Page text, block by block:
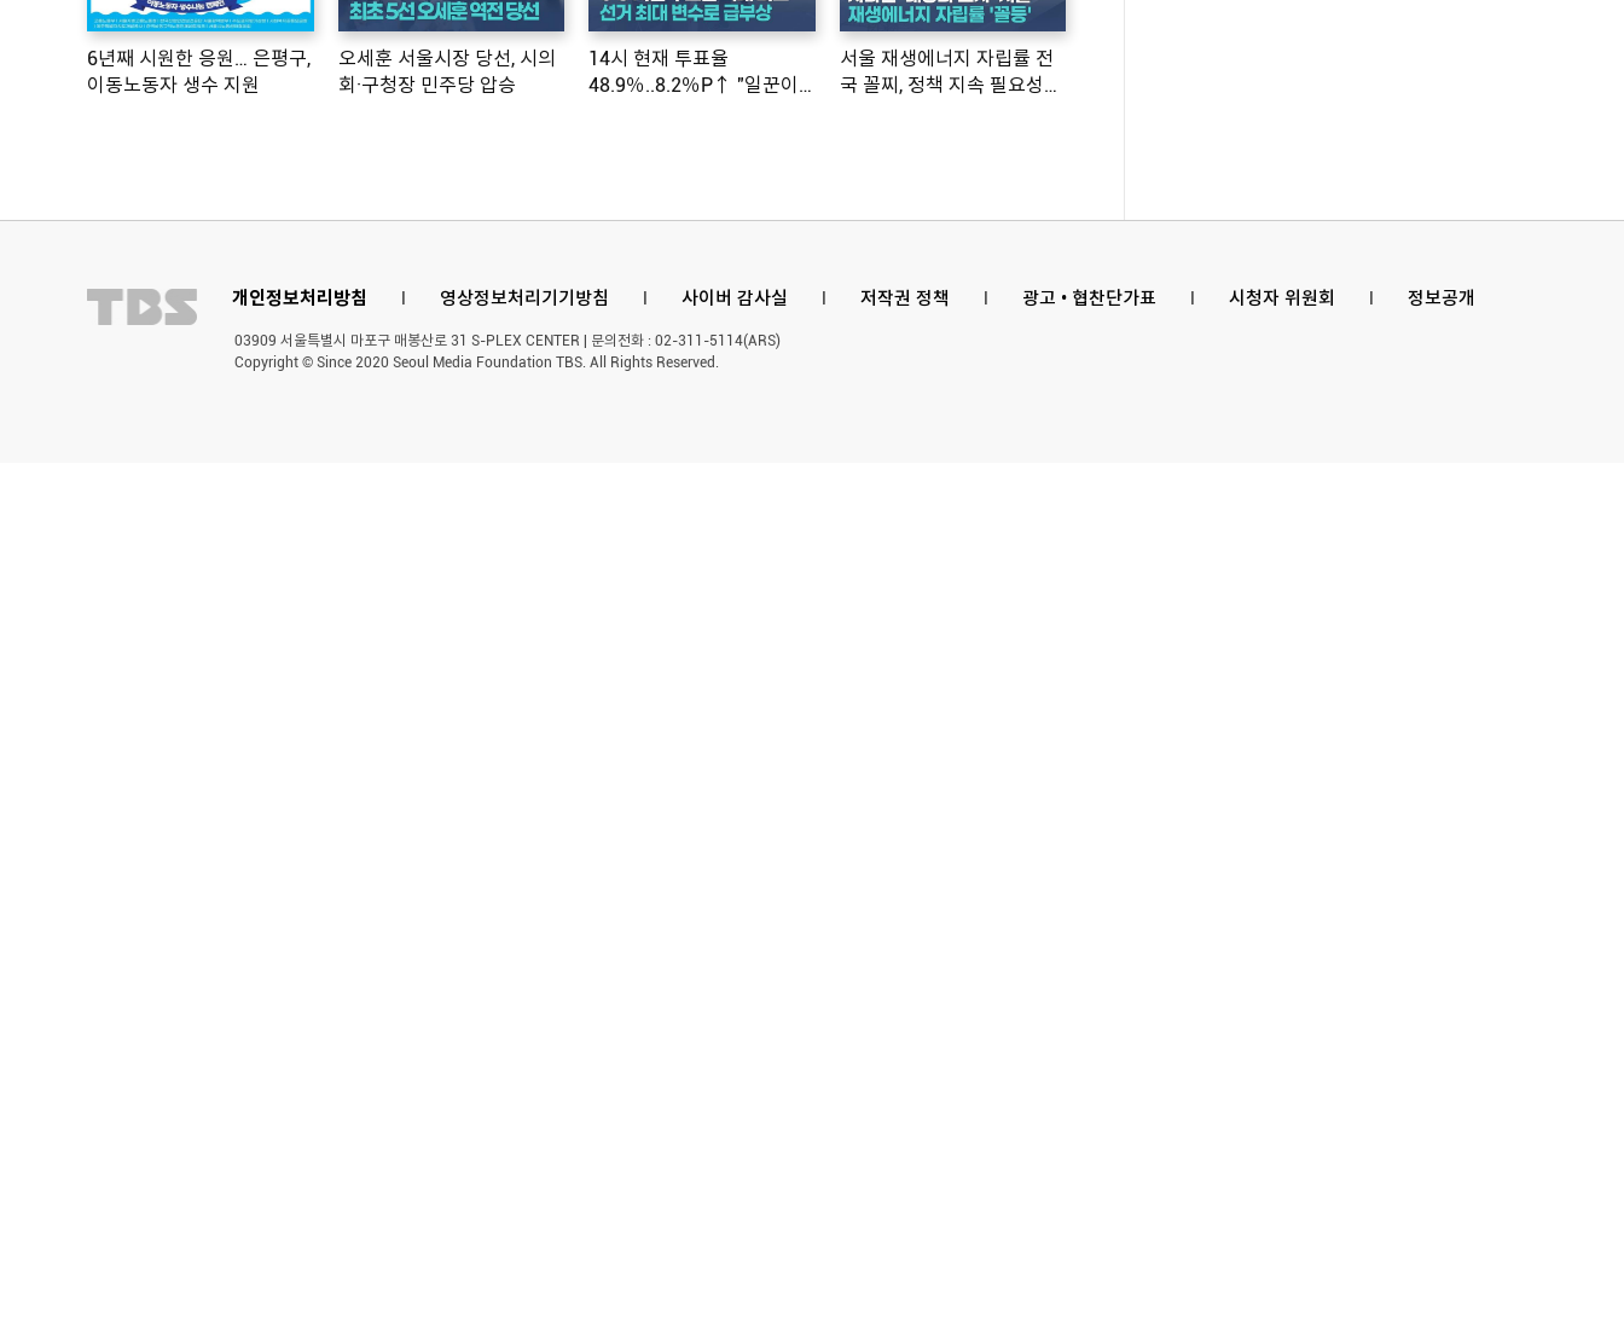
6년째 시원한 응원… 은평구,
이동노동자 생수 지원
오세훈 서울시장 당선, 시의
회·구청장 민주당 압승
14시 현재 투표율
48.9％..8.2％P↑ "일꾼이
서울 재생에너지 자립률 전
국 꼴찌, 정책 지속 필요성
개인정보처리방침 l 영상정보처리기기방침 l 사이버 감사실 l 저작권 정책 l 광고 • 협찬단가표 l 시청자 위원회 l 정보공개
03909 서울특별시 마포구 매봉산로 31 S-PLEX CENTER | 문의전화 : 02-311-5114(ARS)
Copyright © Since 2020 Seoul Media Foundation TBS. All Rights Reserved.